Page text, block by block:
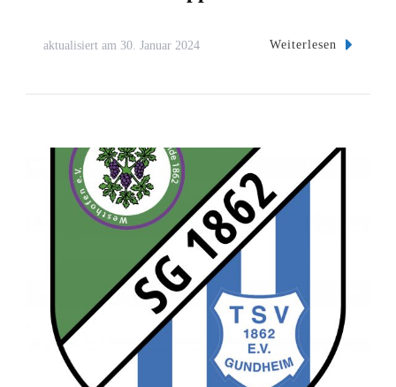
aktualisiert am 30. Januar 2024 Weiterlesen